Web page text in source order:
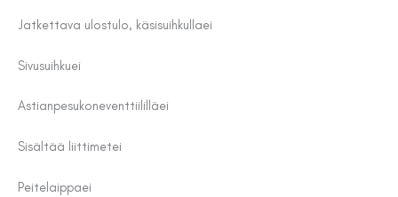
Jatkettava ulostulo, käsisuihkullaei
Sivusuihkuei
Astianpesukoneventtiililläei
Sisältää liittimetei
Peitelaippaei